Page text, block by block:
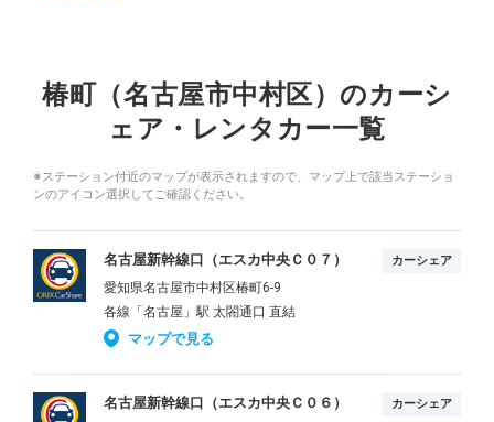
椿町（名古屋市中村区）のカーシ
ェア・レンタカー一覧
※ステーション付近のマップが表示されますので、マップ上で該当ステーショ
ンのアイコン選択してご確認ください。
名古屋新幹線口（エスカ中央Ｃ０７） カーシェア
愛知県名古屋市中村区椿町6-9
各線「名古屋」駅 太閤通口 直結
マップで見る
名古屋新幹線口（エスカ中央Ｃ０６） カーシェア
特集
アプリの使い方